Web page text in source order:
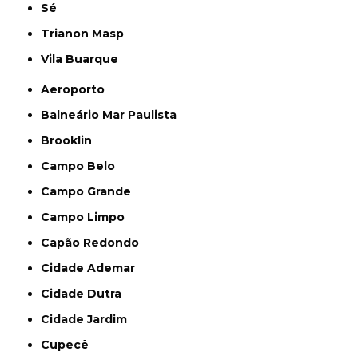
Sé
Trianon Masp
Vila Buarque
Aeroporto
Balneário Mar Paulista
Brooklin
Campo Belo
Campo Grande
Campo Limpo
Capão Redondo
Cidade Ademar
Cidade Dutra
Cidade Jardim
Cupecê